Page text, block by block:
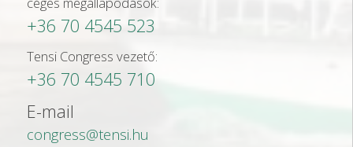
+36 70 4545 523
Tensi Congress vezető:
+36 70 4545 710
E-mail
congress@tensi.hu